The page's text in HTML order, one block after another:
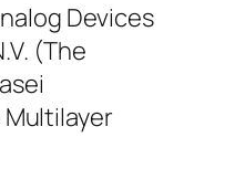
Devices
(The